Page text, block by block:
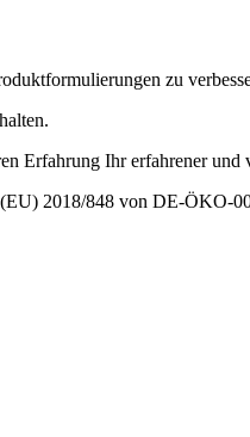
zu
Erfahrung Ihr erfahrener
2018/848 von DE-ÖKO-